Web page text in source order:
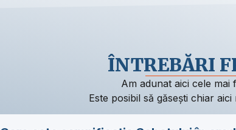
ÎNTREBĂRI
Am adunat aici cele
Este posibil să găsești chiar